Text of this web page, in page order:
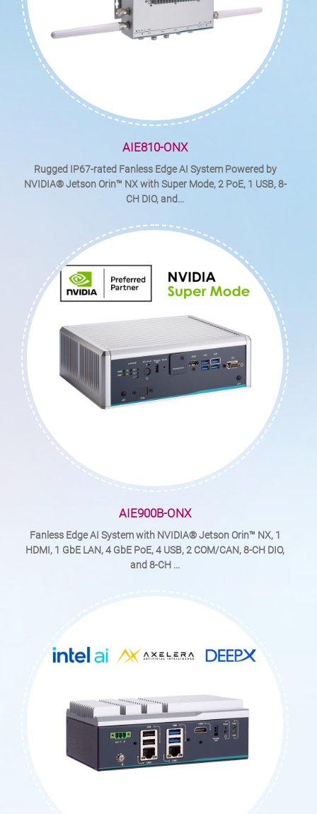
AIE810-ONX
Rugged IP67-rated Fanless Edge AI System Powered by
NVIDIA® Jetson Orin™ NX with Super Mode, 2 PoE, 1 USB, 8-
CH DIO, and...
AIE900B-ONX
Fanless Edge AI System with NVIDIA® Jetson Orin™ NX, 1
HDMI, 1 GbE LAN, 4 GbE PoE, 4 USB, 2 COM/CAN, 8-CH DIO,
and 8-CH ...